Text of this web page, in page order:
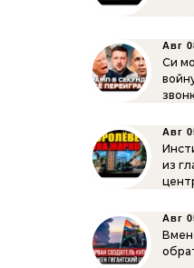
Авг
Си
Авг
из
Авг